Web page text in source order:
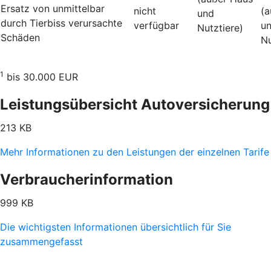
Ersatz von unmittelbar
durch Tierbiss verur­sachte
Schäden
nicht
verfügbar
und
Nutztiere)
1 bis 30.000 EUR
Leistungsübersicht Autoversicherung
213 KB
Mehr Informationen zu den Leistungen der einzelnen Tarife
Verbraucherinformation
999 KB
Die wichtigsten Informationen übersichtlich für Sie
zusammengefasst